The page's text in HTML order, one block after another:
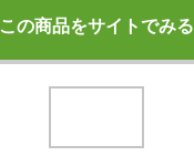
この商品をサイトでみる